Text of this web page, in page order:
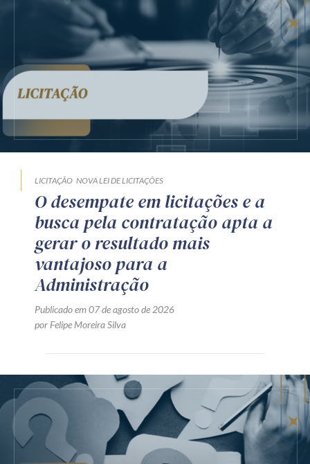
LICITAÇÃO NOVA LEI DE LICITAÇÕES
O desempate em licitações e a
busca pela contratação apta a
gerar o resultado mais
vantajoso para a
Administração
Publicado em 07 de agosto de 2026
por Felipe Moreira Silva